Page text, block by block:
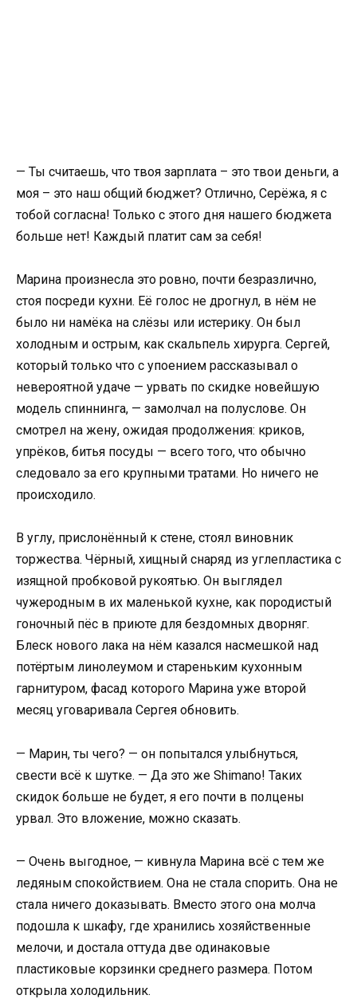
— Ты считаешь, что твоя зарплата – это твои деньги, а
моя – это наш общий бюджет? Отлично, Серёжа, я с
тобой согласна! Только с этого дня нашего бюджета
больше нет! Каждый платит сам за себя!
Марина произнесла это ровно, почти безразлично,
стоя посреди кухни. Её голос не дрогнул, в нём не
было ни намёка на слёзы или истерику. Он был
холодным и острым, как скальпель хирурга. Сергей,
который только что с упоением рассказывал о
невероятной удаче — урвать по скидке новейшую
модель спиннинга, — замолчал на полуслове. Он
смотрел на жену, ожидая продолжения: криков,
упрёков, битья посуды — всего того, что обычно
следовало за его крупными тратами. Но ничего не
происходило.
В углу, прислонённый к стене, стоял виновник
торжества. Чёрный, хищный снаряд из углепластика с
изящной пробковой рукоятью. Он выглядел
чужеродным в их маленькой кухне, как породистый
гоночный пёс в приюте для бездомных дворняг.
Блеск нового лака на нём казался насмешкой над
потёртым линолеумом и стареньким кухонным
гарнитуром, фасад которого Марина уже второй
месяц уговаривала Сергея обновить.
— Марин, ты чего? — он попытался улыбнуться,
свести всё к шутке. — Да это же Shimano! Таких
скидок больше не будет, я его почти в полцены
урвал. Это вложение, можно сказать.
— Очень выгодное, — кивнула Марина всё с тем же
ледяным спокойствием. Она не стала спорить. Она не
стала ничего доказывать. Вместо этого она молча
подошла к шкафу, где хранились хозяйственные
мелочи, и достала оттуда две одинаковые
пластиковые корзинки среднего размера. Потом
открыла холодильник.